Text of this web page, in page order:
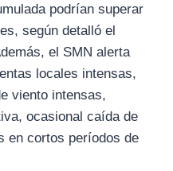
podrían superar
según detalló el
el SMN alerta
locales intensas,
viento intensas,
ocasional caída de
en cortos períodos de